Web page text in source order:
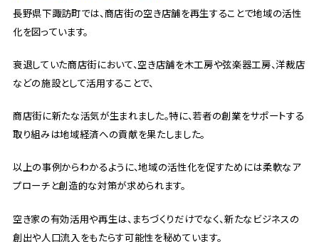
長野県下諏訪町では、商店街の空き店舗を再生することで地域の活性
化を図っています。
衰退していた商店街において、空き店舗を木工房や弦楽器工房、洋裁店
などの施設として活用することで、
商店街に新たな活気が生まれました。特に、若者の創業をサポートする
取り組みは地域経済への貢献を果たしました。
以上の事例からわかるように、地域の活性化を促すためには柔軟なア
プローチと創造的な対策が求められます。
空き家の有効活用や再生は、まちづくりだけでなく、新たなビジネスの
創出や人口流入をもたらす可能性を秘めています。